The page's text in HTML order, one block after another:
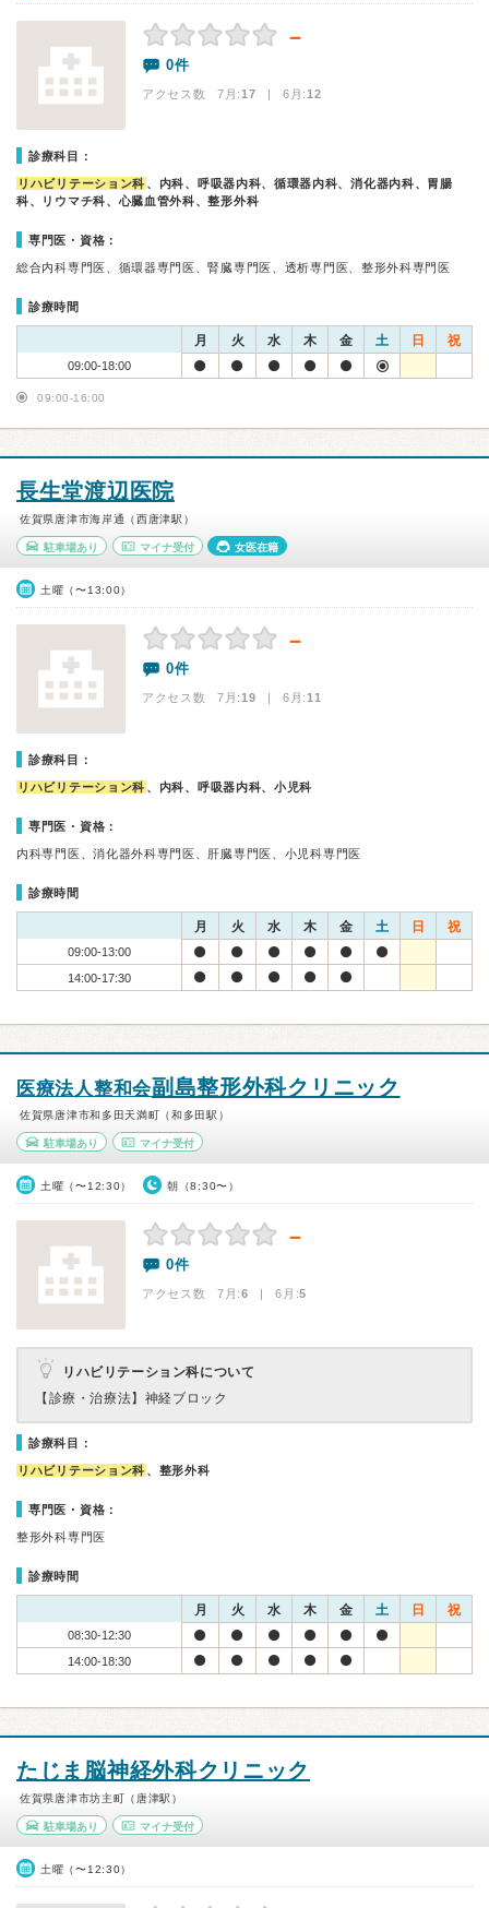
－
0件
アクセス数 7月:17 | 6月:12
診療科目：
リハビリテーション科 、内科、呼吸器内科、循環器内科、消化器内科、胃腸
科、リウマチ科、心臓血管外科、整形外科
専門医・資格：
総合内科専門医、循環器専門医、腎臓専門医、透析専門医、整形外科専門医
診療時間
月 火 水 木 金 土 日 祝
09:00-18:00
09:00-16:00
長生堂渡辺医院
佐賀県唐津市海岸通（西唐津駅）
駐車場あり マイナ受付 女医在籍
土曜（〜13:00）
－
0件
アクセス数 7月:19 | 6月:11
診療科目：
リハビリテーション科 、内科、呼吸器内科、小児科
専門医・資格：
内科専門医、消化器外科専門医、肝臓専門医、小児科専門医
診療時間
月 火 水 木 金 土 日 祝
09:00-13:00
14:00-17:30
医療法人整和会副島整形外科クリニック
佐賀県唐津市和多田天満町（和多田駅）
駐車場あり マイナ受付
土曜（〜12:30） 朝（8:30〜）
－
0件
アクセス数 7月:6 | 6月:5
リハビリテーション科について
【診療・治療法】 神経ブロック
診療科目：
リハビリテーション科 、整形外科
専門医・資格：
整形外科専門医
診療時間
月 火 水 木 金 土 日 祝
08:30-12:30
14:00-18:30
たじま脳神経外科クリニック
佐賀県唐津市坊主町（唐津駅）
駐車場あり マイナ受付
土曜（〜12:30）